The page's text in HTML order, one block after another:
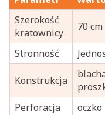
Szerokość
kratownicy
70 cm
Stronność
Konstrukcja
Perforacja